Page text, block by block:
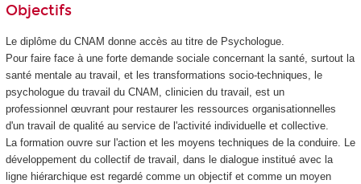
Objectifs
Le diplôme du CNAM donne accès au titre de Psychologue.
Pour faire face à une forte demande sociale concernant la santé, surtout la
santé mentale au travail, et les transformations socio-techniques, le
psychologue du travail du CNAM, clinicien du travail, est un
professionnel œuvrant pour restaurer les ressources organisationnelles
d'un travail de qualité au service de l'activité individuelle et collective.
La formation ouvre sur l'action et les moyens techniques de la conduire. Le
développement du collectif de travail, dans le dialogue institué avec la
ligne hiérarchique est regardé comme un objectif et comme un moyen